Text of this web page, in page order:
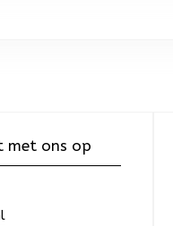
met ons op